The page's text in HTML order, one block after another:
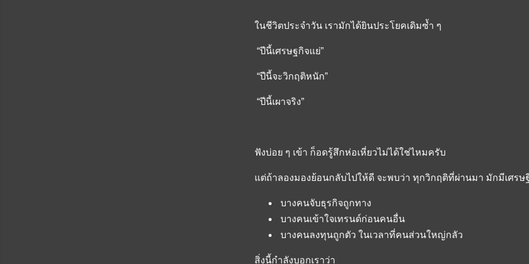
ในชีวิตประจำวัน เรามักได้ยินประโยคเดิมซ้ำ ๆ
“ปีนี้เศรษฐกิจแย่”
“ปีนี้จะวิกฤติหนัก”
“ปีนี้เผาจริง”
ฟังบ่อย ๆ เข้า ก็อดรู้สึกห่อเหี่ยวไม่ได้ใช่ไหมครับ
แต่ถ้าลองมองย้อนกลับไปให้ดี จะพบว่า ทุกวิกฤติที่ผ่านมา มักมีเศรษ
บางคนจับธุรกิจถูกทาง
บางคนเข้าใจเทรนด์ก่อนคนอื่น
บางคนลงทุนถูกตัว ในเวลาที่คนส่วนใหญ่กลัว
สิ่งนี้กำลังบอกเราว่า